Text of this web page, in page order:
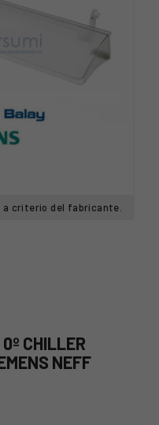
a criterio del fabricante.
CHILLER
NEFF